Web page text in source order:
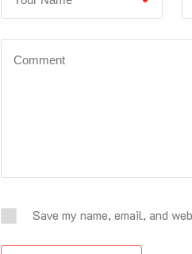
Save my name, email, and